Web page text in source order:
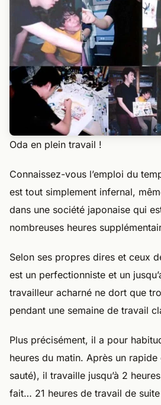
Oda en plein travail !
Connaissez-vous l’emploi du
est tout simplement infernal,
dans une société japonaise qui
nombreuses heures
Selon ses propres dires et ceux
est un perfectionniste et un
travailleur acharné ne dort que
pendant une semaine de travail
Plus précisément, il a pour
heures du matin. Après un
sauté), il travaille jusqu’à 2
fait… 21 heures de travail de